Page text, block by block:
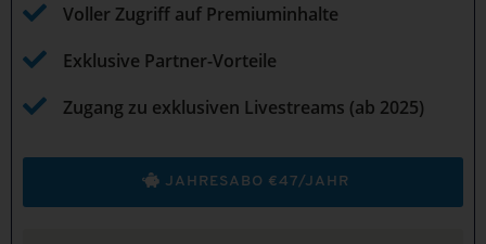
Voller Zugriff auf Premiuminhalte
Exklusive Partner-Vorteile
Zugang zu exklusiven Livestreams (ab 2025)
JAHRESABO €47/JAHR